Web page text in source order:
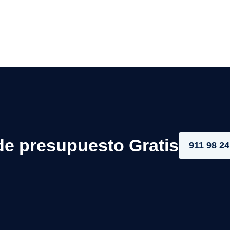
presupuesto Gratis 911 98